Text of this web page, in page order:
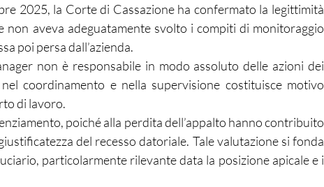
2025, la Corte di Cassazione ha confermato la legittimità
non aveva adeguatamente svolto i compiti di monitoraggio
poi persa dall’azienda.
non è responsabile in modo assoluto delle azioni dei
coordinamento e nella supervisione costituisce motivo
di lavoro.
poiché alla perdita dell’appalto hanno contribuito
del recesso datoriale. Tale valutazione si fonda
particolarmente rilevante data la posizione apicale e i